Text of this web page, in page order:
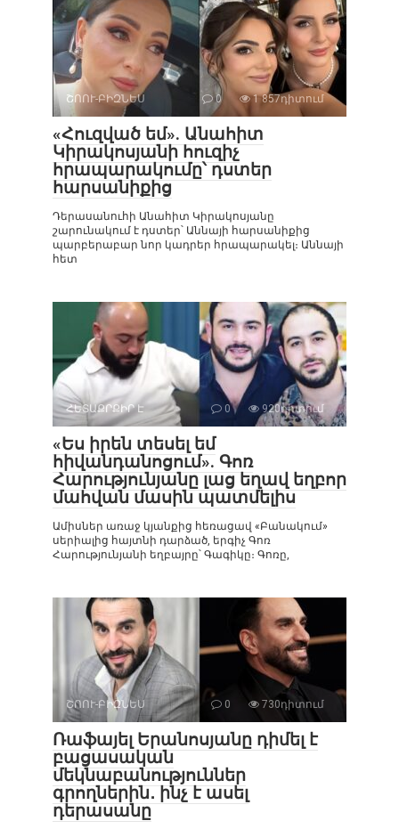
ՇՈՈՒ-ԲԻԶՆԵՍ 0 1 857դիտում
«Հուզված եմ». Անահիտ
Կիրակոսյանի հուզիչ
հրապարակումը՝ դստեր
հարսանիքից
Դերասանուհի Անահիտ Կիրակոսյանը
շարունակում է դստեր՝ Աննայի հարսանիքից
պարբերաբար նոր կադրեր հրապարակել։ Աննայի
հետ
ՀԵՏԱՔՐՔԻՐ Է 0 920դիտում
«Ես իրեն տեսել եմ
հիվանդանոցում». Գոռ
Հարությունյանը լաց եղավ եղբոր
մահվան մասին պատմելիս
Ամիսներ առաջ կյանքից հեռացավ «Բանակում»
սերիալից հայտնի դարձած, երգիչ Գոռ
Հարությունյանի եղբայրը՝ Գագիկը։ Գոռը,
ՇՈՈՒ-ԲԻԶՆԵՍ 0 730դիտում
Ռաֆայել Երանոսյանը դիմել է
բացասական
մեկնաբանություններ
գրողներին․ ինչ է ասել
դերասանը